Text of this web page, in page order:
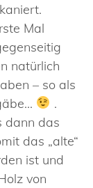
Mal
natürlich
– so als
.
dann das
das „alte“
ist und
von